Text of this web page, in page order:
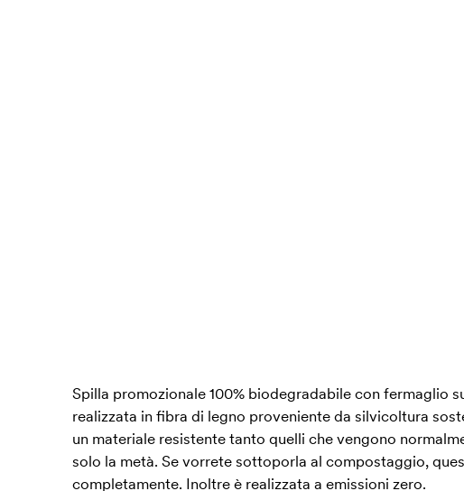
Spilla promozionale 100% biodegradabile con fermaglio
realizzata in fibra di legno proveniente da silvicoltura
un materiale resistente tanto quelli che vengono
solo la metà. Se vorrete sottoporla al compostaggio,
completamente. Inoltre è realizzata a emissioni zero.